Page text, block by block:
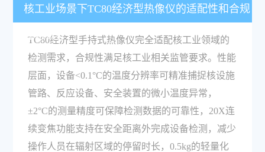
核工业场景下TC80经济型热像仪的适配性和合规
性怎么样？
TC80经济型手持式热像仪完全适配核工业领域的
检测需求，合规性满足核工业相关监管要求。性能
层面，设备<0.1°C的温度分辨率可精准捕捉核设施
管路、反应设备、安全装置的微小温度异常，
±2°C的测量精度可保障检测数据的可靠性，20X连
续变焦功能支持在安全距离外完成设备检测，减少
操作人员在辐射区域的停留时长，0.5kg的轻量化